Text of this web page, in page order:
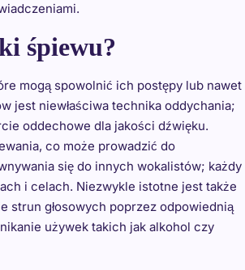
śpiewu?
mogą spowolnić ich postępy lub nawet
jest niewłaściwa technika oddychania;
oddechowe dla jakości dźwięku.
co może prowadzić do
się do innych wokalistów; każdy
i celach. Niezwykle istotne jest także
strun głosowych poprzez odpowiednią
używek takich jak alkohol czy